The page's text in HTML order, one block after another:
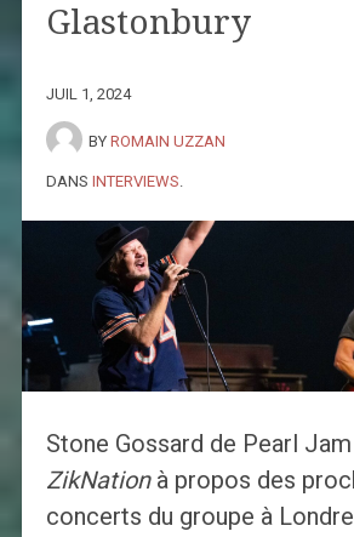
Glastonbury
JUIL 1, 2024
BY ROMAIN UZZAN
DANS INTERVIEWS
Stone Gossard de Pearl
ZikNationà propos des
concerts du groupe à